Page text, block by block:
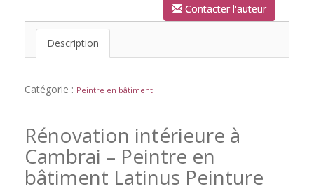
Contacter l'auteur
Description
Catégorie : Peintre en bâtiment
Rénovation intérieure à
Cambrai – Peintre en
bâtiment Latinus Peinture